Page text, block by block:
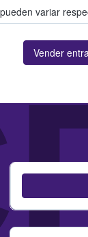
variar
Vender